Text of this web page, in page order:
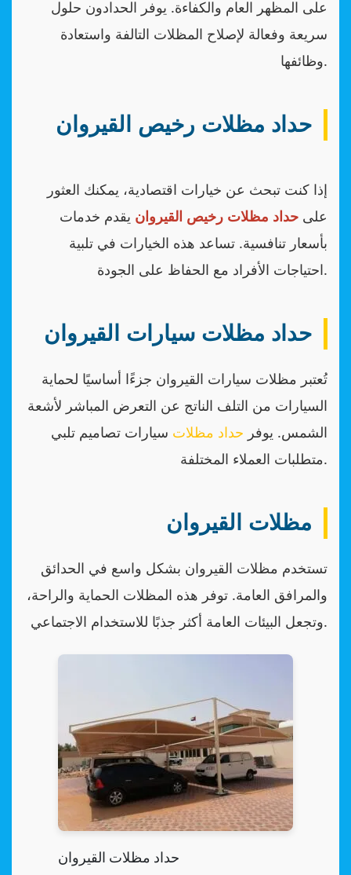
على المظهر العام والكفاءة. يوفر الحدادون حلول
سريعة وفعالة لإصلاح المظلات التالفة واستعادة
وظائفها.
حداد مظلات رخيص القيروان
إذا كنت تبحث عن خيارات اقتصادية، يمكنك العثور
على حداد مظلات رخيص القيروان يقدم خدمات
بأسعار تنافسية. تساعد هذه الخيارات في تلبية
احتياجات الأفراد مع الحفاظ على الجودة.
حداد مظلات سيارات القيروان
تُعتبر مظلات سيارات القيروان جزءًا أساسيًا لحماية
السيارات من التلف الناتج عن التعرض المباشر لأشعة
الشمس. يوفر حداد مظلات سيارات تصاميم تلبي
متطلبات العملاء المختلفة.
مظلات القيروان
تستخدم مظلات القيروان بشكل واسع في الحدائق
والمرافق العامة. توفر هذه المظلات الحماية والراحة،
وتجعل البيئات العامة أكثر جذبًا للاستخدام الاجتماعي.
حداد مظلات القيروان